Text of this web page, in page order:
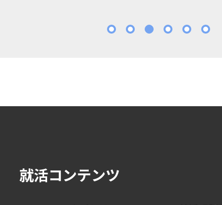
就活コンテンツ